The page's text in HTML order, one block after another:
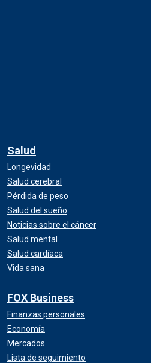
Salud
Longevidad
Salud cerebral
Pérdida de peso
Salud del sueño
Noticias sobre el cáncer
Salud mental
Salud cardíaca
Vida sana
FOX Business
Finanzas personales
Economía
Mercados
Lista de seguimiento